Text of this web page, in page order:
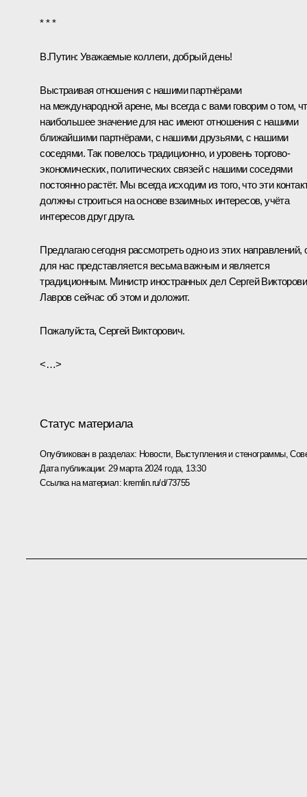
* * *
В.Путин: Уважаемые коллеги, добрый день!
Выстраивая отношения с нашими партнёрами
на международной арене, мы всегда с вами говорим о том,
наибольшее значение для нас имеют отношения с нашими
ближайшими партнёрами, с нашими друзьями, с нашими
соседями. Так повелось традиционно, и уровень торгово-
экономических, политических связей с нашими соседями
постоянно растёт. Мы всегда исходим из того, что эти
должны строиться на основе взаимных интересов, учёта
интересов друг друга.
Предлагаю сегодня рассмотреть одно из этих направлений,
для нас представляется весьма важным и является
традиционным. Министр иностранных дел Сергей
Лавров сейчас об этом и доложит.
Пожалуйста, Сергей Викторович.
<…>
Статус материала
Опубликован в разделах: Новости, Выступления и стенограммы,
Дата публикации: 29 марта 2024 года, 13:30
Ссылка на материал: kremlin.ru/d/73755